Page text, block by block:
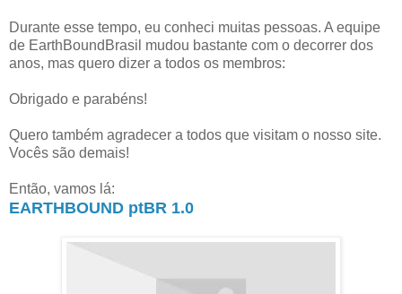
Durante esse tempo, eu conheci muitas pessoas. A equipe
de EarthBoundBrasil mudou bastante com o decorrer dos
anos, mas quero dizer a todos os membros:
Obrigado e parabéns!
Quero também agradecer a todos que visitam o nosso site.
Vocês são demais!
Então, vamos lá:
EARTHBOUND ptBR 1.0